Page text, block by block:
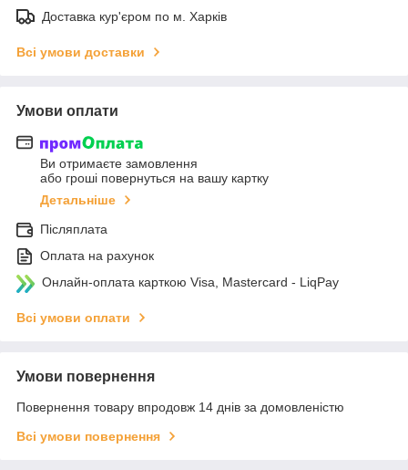
Доставка кур'єром по м. Харків
Всі умови доставки
Умови оплати
Ви отримаєте замовлення
або гроші повернуться на вашу картку
Детальніше
Післяплата
Оплата на рахунок
Онлайн-оплата карткою Visa, Mastercard - LiqPay
Всі умови оплати
Умови повернення
Повернення товару впродовж 14 днів за домовленістю
Всі умови повернення